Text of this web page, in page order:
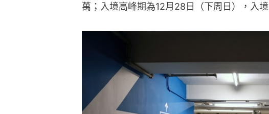
萬；入境高峰期為12月28日（下周日），入